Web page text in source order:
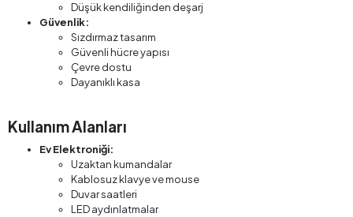
Düşük kendiliğinden deşarj
Güvenlik:
Sızdırmaz tasarım
Güvenli hücre yapısı
Çevre dostu
Dayanıklı kasa
Kullanım Alanları
Ev Elektroniği:
Uzaktan kumandalar
Kablosuz klavye ve mouse
Duvar saatleri
LED aydınlatmalar